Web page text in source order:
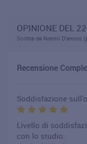
OPINIONE DEL
Scritta da Noemi D'amico
Recensione
Soddisfazione
Livello di
con lo studio: